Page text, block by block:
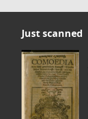
Just scanned